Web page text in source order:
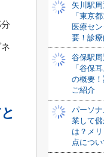
矢川駅
「東京
医療セ
要！診
谷保駅
「谷保
の概要
ご紹介
パーソ
業して
は？メ
点につ